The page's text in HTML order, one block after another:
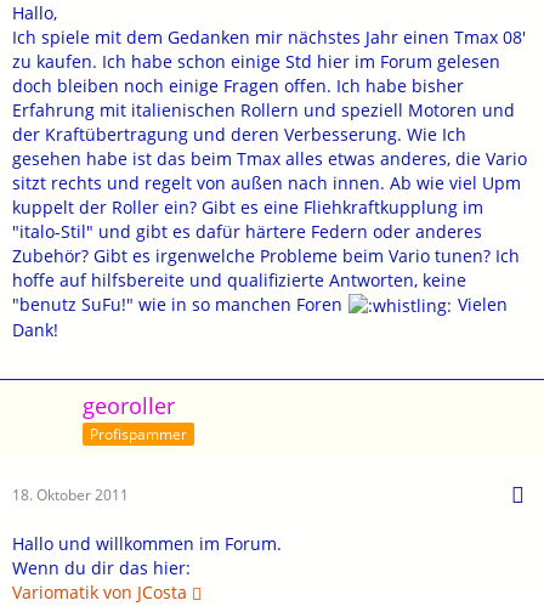
Hallo,
Ich spiele mit dem Gedanken mir nächstes Jahr einen Tmax 08'
zu kaufen. Ich habe schon einige Std hier im Forum gelesen
doch bleiben noch einige Fragen offen. Ich habe bisher
Erfahrung mit italienischen Rollern und speziell Motoren und
der Kraftübertragung und deren Verbesserung. Wie Ich
gesehen habe ist das beim Tmax alles etwas anderes, die Vario
sitzt rechts und regelt von außen nach innen. Ab wie viel Upm
kuppelt der Roller ein? Gibt es eine Fliehkraftkupplung im
"italo-Stil" und gibt es dafür härtere Federn oder anderes
Zubehör? Gibt es irgenwelche Probleme beim Vario tunen? Ich
hoffe auf hilfsbereite und qualifizierte Antworten, keine
"benutz SuFu!" wie in so manchen Foren
Vielen
Dank!
georoller
Profispammer
18. Oktober 2011
Hallo und willkommen im Forum.
Wenn du dir das hier:
Variomatik von JCosta